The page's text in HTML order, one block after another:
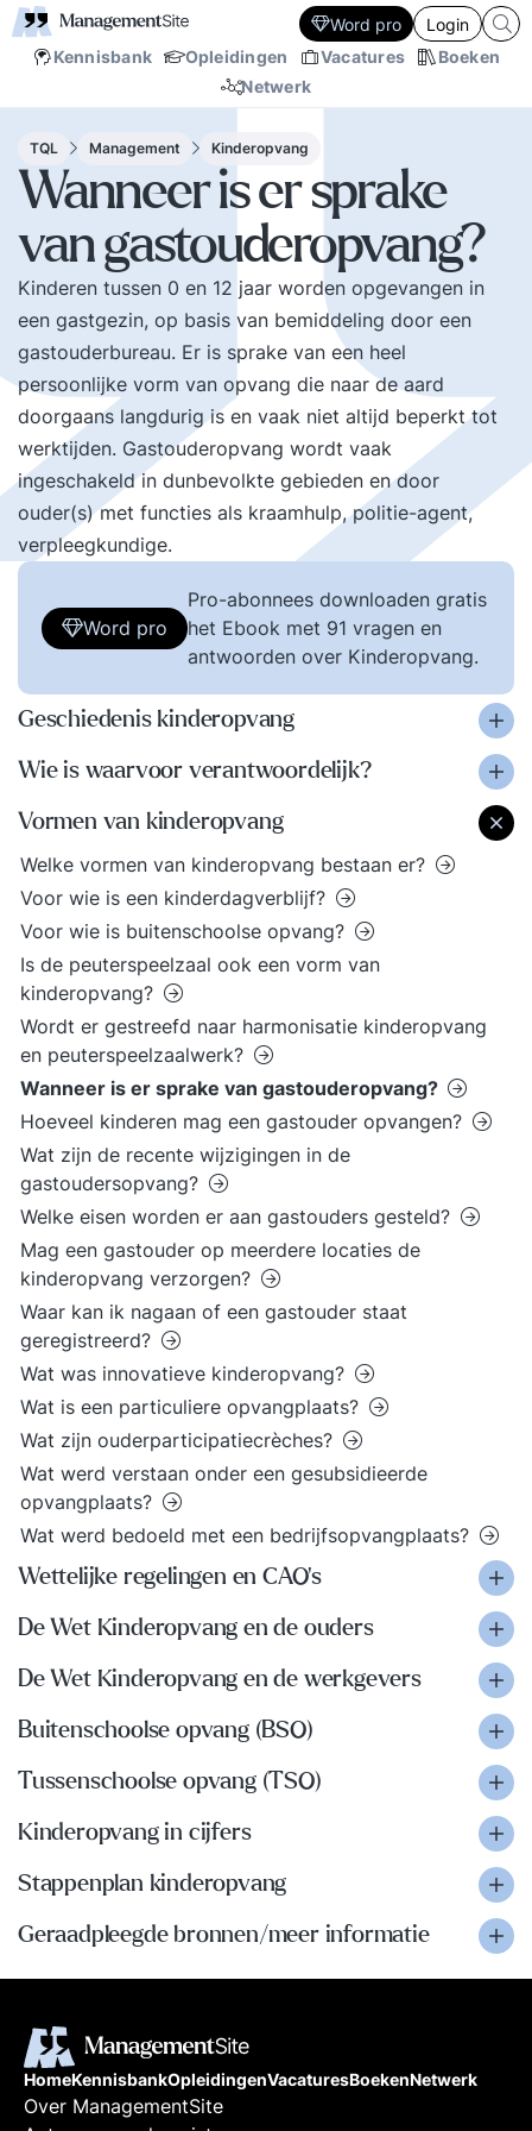
Kennisbank Opleidingen Vacatures
Boeken
Netwerk
Word pro Login
TQL Management Kinderopvang
Wanneer is er sprake
van gastouderopvang?
Kinderen tussen 0 en 12 jaar worden opgevangen in
een gastgezin, op basis van bemiddeling door een
gastouderbureau. Er is sprake van een heel
persoonlijke vorm van opvang die naar de aard
doorgaans langdurig is en vaak niet altijd beperkt tot
werktijden. Gastouderopvang wordt vaak
ingeschakeld in dunbevolkte gebieden en door
ouder(s) met functies als kraamhulp, politie-agent,
verpleegkundige.
Word pro
Pro-abonnees downloaden gratis
het Ebook met 91 vragen en
antwoorden over Kinderopvang.
Geschiedenis kinderopvang
Wie is waarvoor verantwoordelijk?
Vormen van kinderopvang
Welke vormen van kinderopvang bestaan er?
Voor wie is een kinderdagverblijf?
Voor wie is buitenschoolse opvang?
Is de peuterspeelzaal ook een vorm van
kinderopvang?
Wordt er gestreefd naar harmonisatie kinderopvang
en peuterspeelzaalwerk?
Wanneer is er sprake van gastouderopvang?
Hoeveel kinderen mag een gastouder opvangen?
Wat zijn de recente wijzigingen in de
gastoudersopvang?
Welke eisen worden er aan gastouders gesteld?
Mag een gastouder op meerdere locaties de
kinderopvang verzorgen?
Waar kan ik nagaan of een gastouder staat
geregistreerd?
Wat was innovatieve kinderopvang?
Wat is een particuliere opvangplaats?
Wat zijn ouderparticipatiecrèches?
Wat werd verstaan onder een gesubsidieerde
opvangplaats?
Wat werd bedoeld met een bedrijfsopvangplaats?
Wettelijke regelingen en CAO’s
De Wet Kinderopvang en de ouders
De Wet Kinderopvang en de werkgevers
Buitenschoolse opvang (BSO)
Tussenschoolse opvang (TSO)
Kinderopvang in cijfers
Stappenplan kinderopvang
Geraadpleegde bronnen/meer informatie
HomeKennisbankOpleidingenVacaturesBoekenNetwerk
Over ManagementSite